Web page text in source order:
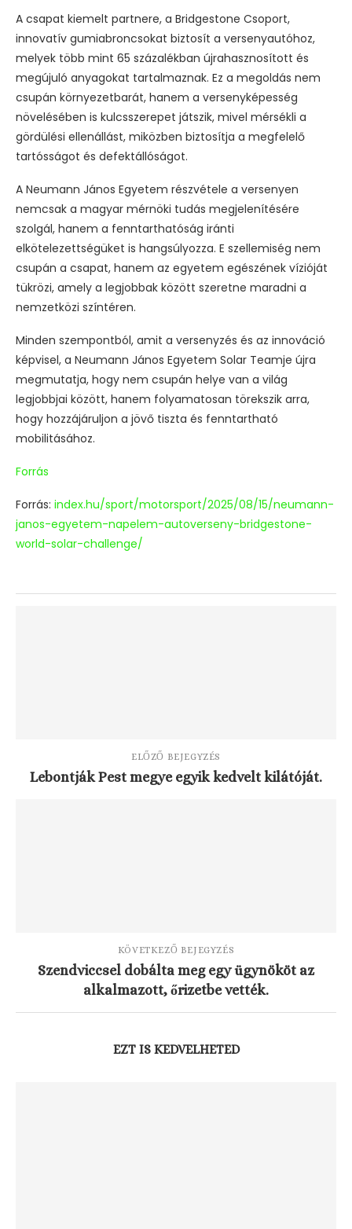
A csapat kiemelt partnere, a Bridgestone Csoport,
innovatív gumiabroncsokat biztosít a versenyautóhoz,
melyek több mint 65 százalékban újrahasznosított és
megújuló anyagokat tartalmaznak. Ez a megoldás nem
csupán környezetbarát, hanem a versenyképesség
növelésében is kulcsszerepet játszik, mivel mérsékli a
gördülési ellenállást, miközben biztosítja a megfelelő
tartósságot és defektállóságot.
A Neumann János Egyetem részvétele a versenyen
nemcsak a magyar mérnöki tudás megjelenítésére
szolgál, hanem a fenntarthatóság iránti
elkötelezettségüket is hangsúlyozza. E szellemiség nem
csupán a csapat, hanem az egyetem egészének vízióját
tükrözi, amely a legjobbak között szeretne maradni a
nemzetközi színtéren.
Minden szempontból, amit a versenyzés és az innováció
képvisel, a Neumann János Egyetem Solar Teamje újra
megmutatja, hogy nem csupán helye van a világ
legjobbjai között, hanem folyamatosan törekszik arra,
hogy hozzájáruljon a jövő tiszta és fenntartható
mobilitásához.
Forrás
Forrás: index.hu/sport/motorsport/2025/08/15/neumann-
janos-egyetem-napelem-autoverseny-bridgestone-
world-solar-challenge/
ELŐZŐ BEJEGYZÉS
Lebontják Pest megye egyik kedvelt kilátóját.
KÖVETKEZŐ BEJEGYZÉS
Szendviccsel dobálta meg egy ügynököt az
alkalmazott, őrizetbe vették.
EZT IS KEDVELHETED